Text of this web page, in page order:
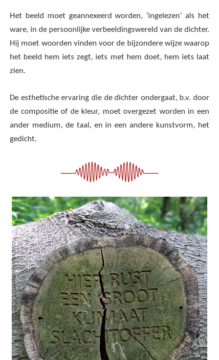
Het beeld moet geannexeerd worden, ‘ingelezen’ als het
ware, in de persoonlijke verbeeldingswereld van de dichter.
Hij moet woorden vinden voor de bijzondere wijze waarop
het beeld hem iets zegt, iets met hem doet, hem iets laat
zien.
De esthetische ervaring die de dichter ondergaat, b.v. door
de compositie of de kleur, moet overgezet worden in een
ander medium, de taal, en in een andere kunstvorm, het
gedicht.